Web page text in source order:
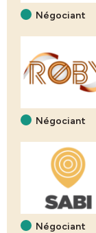
Négociant
Négociant
Négociant